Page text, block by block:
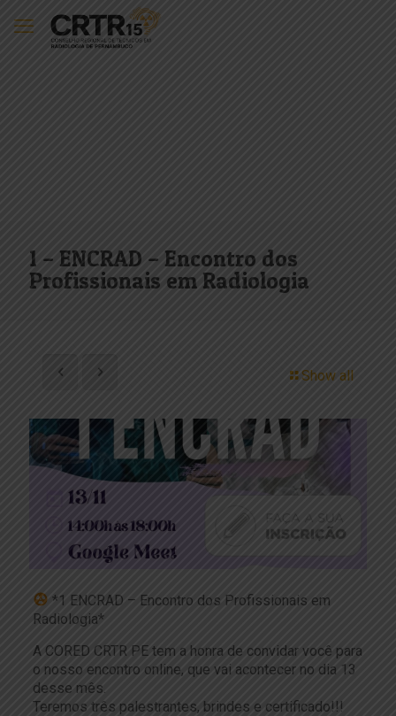
1 – ENCRAD – Encontro dos
Profissionais em Radiologia
Show all
*1 ENCRAD – Encontro dos Profissionais em
Radiologia*
A CORED CRTR PE tem a honra de convidar você para
o nosso encontro online, que vai acontecer no dia 13
desse mês.
Teremos três palestrantes, brindes e certificado!!!